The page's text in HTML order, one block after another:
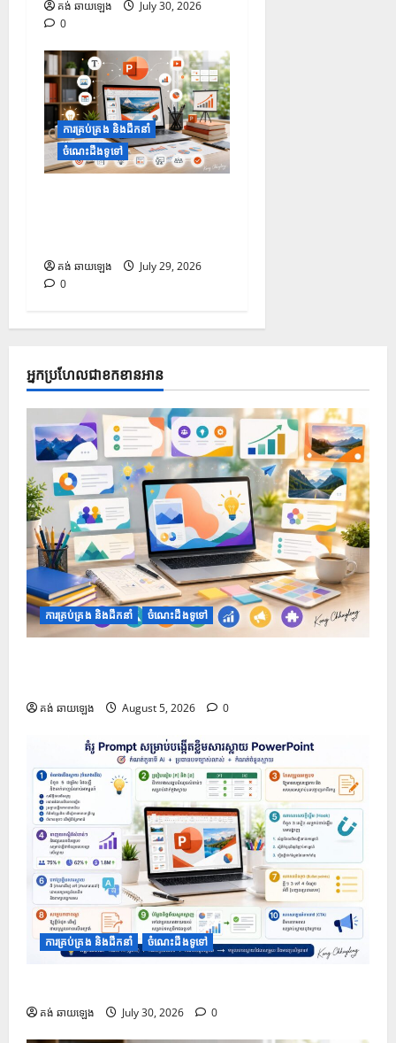
គង់ ឆាយឡេង
July 30, 2026
0
ការគ្រប់គ្រង និងដឹកនាំ
ចំណេះដឹងទូទៅ
គង់ ឆាយឡេង
July 29, 2026
0
អ្នកប្រហែលជាខកខានអាន
ការគ្រប់គ្រង និងដឹកនាំ ចំណេះដឹងទូទៅ
គង់ ឆាយឡេង August 5, 2026 0
ការគ្រប់គ្រង និងដឹកនាំ ចំណេះដឹងទូទៅ
គង់ ឆាយឡេង July 30, 2026 0